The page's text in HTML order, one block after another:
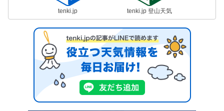
tenki.jp tenki.jp 登山天気